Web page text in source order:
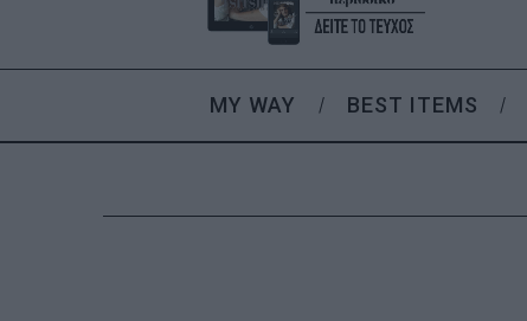
MY WAY BEST ITEMS